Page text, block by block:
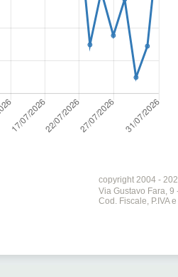
copyright 2004 -
Via Gustavo Fara, 9
Cod. Fiscale, P.IVA